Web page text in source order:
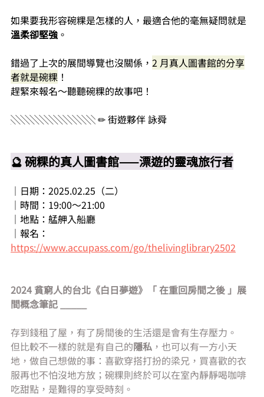
如果要我形容碗粿是怎樣的人，最適合他的毫無疑問就是
溫柔卻堅強 。
錯過了上次的展間導覽也沒關係， 2 月真人圖書館的分享
者就是碗粿 ！
趕緊來報名～聽聽碗粿的故事吧！
░░░░░░░░░ ✏ 街遊夥伴 詠舜
🔮 碗粿的真人圖書館——漂遊的靈魂旅行者
｜日期：2025.02.25（二）
｜時間：19:00～21:00
｜地點：艋舺入船廳
｜報名：
https://www.accupass.com/go/thelivinglibrary2502
2024 貧窮人的台北《白日夢遊》「 在重回房間之後 」展
間概念筆記 _____
存到錢租了屋，有了房間後的生活還是會有生存壓力。
但比較不一樣的就是有自己的隱私 ，也可以有一方小天
地，做自己想做的事：喜歡穿搭打扮的梁兄，買喜歡的衣
服再也不怕沒地方放；碗粿則終於可以在室內靜靜喝咖啡
吃甜點，是難得的享受時刻。